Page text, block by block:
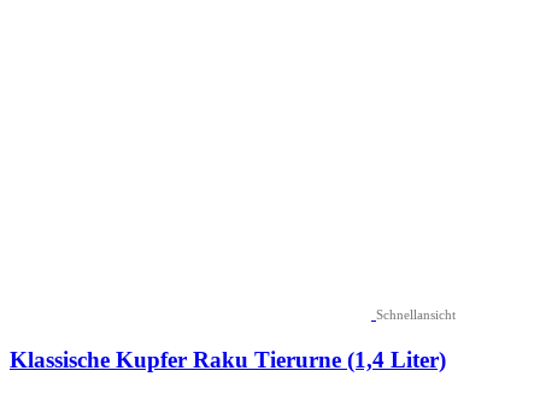
Schnellansicht
Klassische Kupfer Raku Tierurne (1,4 Liter)